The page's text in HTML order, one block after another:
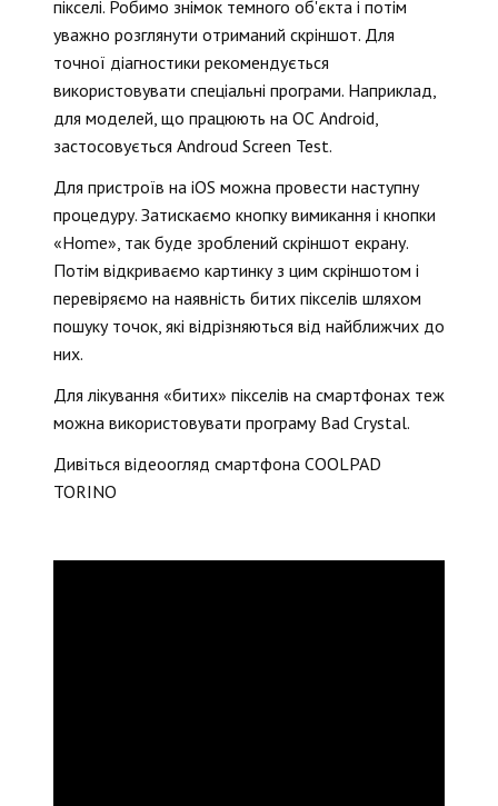
пікселі. Робимо знімок темного об'єкта і потім
уважно розглянути отриманий скріншот. Для
точної діагностики рекомендується
використовувати спеціальні програми. Наприклад,
для моделей, що працюють на ОС Android,
застосовується Androud Screen Test.
Для пристроїв на iOS можна провести наступну
процедуру. Затискаємо кнопку вимикання і кнопки
«Home», так буде зроблений скріншот екрану.
Потім відкриваємо картинку з цим скріншотом і
перевіряємо на наявність битих пікселів шляхом
пошуку точок, які відрізняються від найближчих до
них.
Для лікування «битих» пікселів на смартфонах теж
можна використовувати програму Bad Crystal.
Дивіться відеоогляд смартфона COOLPAD
TORINO